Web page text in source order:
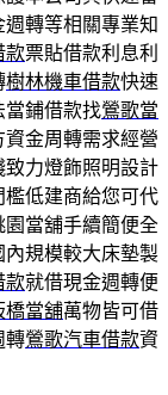
週轉等相關專業知
款票貼借款利息利
樹林機車借款快速
當鋪借款找鶯歌當
金周轉需求經營
力燈飾照明設計
低建商給您可代
園當舖手續簡便全
內規模較大床墊製
款就借現金週轉便
橋當舖萬物皆可借
轉鶯歌汽車借款資